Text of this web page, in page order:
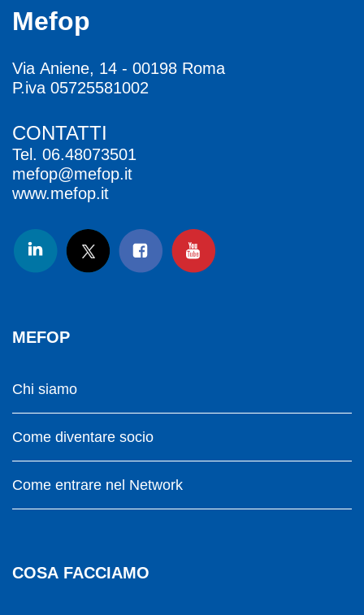
Mefop
Via Aniene, 14 - 00198 Roma
P.iva 05725581002
CONTATTI
Tel. 06.48073501
mefop@mefop.it
www.mefop.it
MEFOP
Chi siamo
Come diventare socio
Come entrare nel Network
COSA FACCIAMO